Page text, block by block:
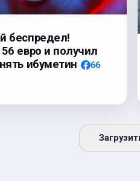
беспредел!
евро и получил
ибуметин
66